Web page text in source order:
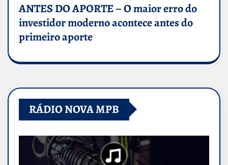
ANTES DO APORTE – O maior erro do
investidor moderno acontece antes do
primeiro aporte
RÁDIO NOVA MPB